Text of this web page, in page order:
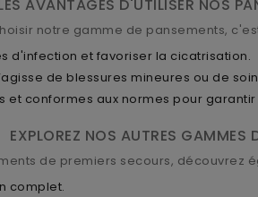
AVANTAGES D'UTILISER NOS
notre gamme de pansements,
d'infection et favoriser la cicatrisation.
de blessures mineures ou de
et conformes aux normes pour
EXPLOREZ NOS AUTRES GAMMES
de premiers secours, découvrez
complet.